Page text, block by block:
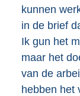
kunnen
in de brief
Ik gun het
maar het
van de
hebben het